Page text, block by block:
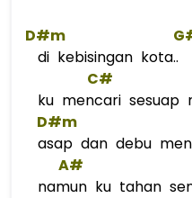
D#m
di kebisingan kota..
C#
ku mencari sesuap
D#m
asap dan debu
A#
namun ku tahan